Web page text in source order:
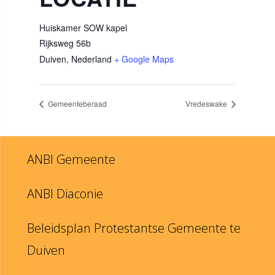
Huiskamer SOW kapel
Rijksweg 56b
Duiven, Nederland + Google Maps
Gemeenteberaad Vredeswake
ANBI Gemeente
ANBI Diaconie
Beleidsplan Protestantse Gemeente te
Duiven